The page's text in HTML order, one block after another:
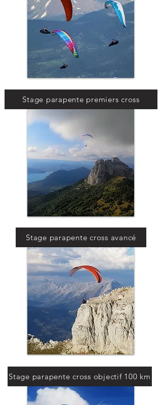
Stage parapente premiers cross
Stage parapente cross avancé
Stage parapente cross objectif 100 km